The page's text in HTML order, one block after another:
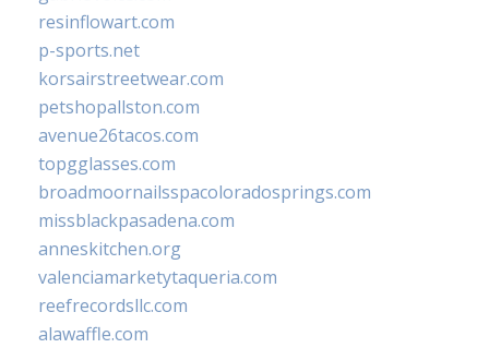
resinflowart.com
p-sports.net
korsairstreetwear.com
petshopallston.com
avenue26tacos.com
topgglasses.com
broadmoornailsspacoloradosprings.com
missblackpasadena.com
anneskitchen.org
valenciamarketytaqueria.com
reefrecordsllc.com
alawaffle.com